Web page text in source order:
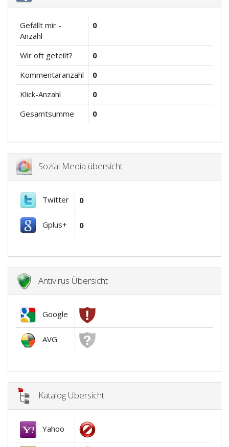
Gefällt mir -
Anzahl
0
Wir oft geteilt?
0
Kommentaranzahl
0
Klick-Anzahl
0
Gesamtsumme
0
Sozial Media übersicht
Twitter 0
Gplus+ 0
Antivirus Übersicht
Google
AVG
Katalog Übersicht
Yahoo